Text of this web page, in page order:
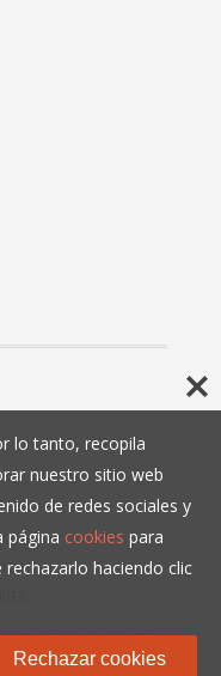
B10466993,+34 914 497
lo tanto, recopila
nuestro sitio web
de redes sociales y
página cookies para
haciendo clic
Rechazar cookies